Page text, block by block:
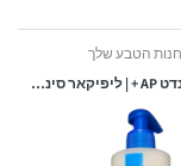
הטבע שלך
ליפיקאר סינדט AP + | ליפיקאר סינדט אי פי פלוס | קרם רחצה | לעור יבש ומגורה במיוחד | מתאים לתינוקות | מכיל 400 מ"ל